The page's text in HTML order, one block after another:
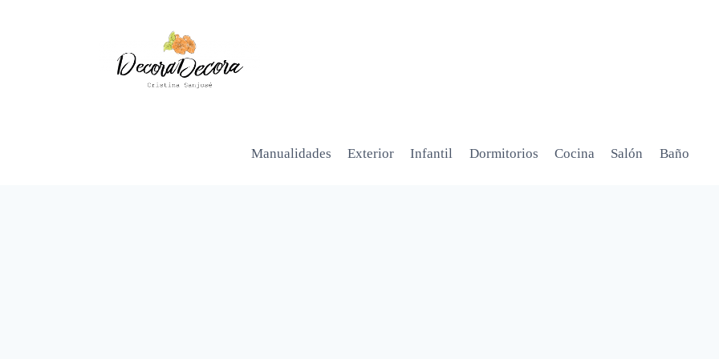
Manualidades Exterior Infantil Dormitorios Cocina Salón Baño